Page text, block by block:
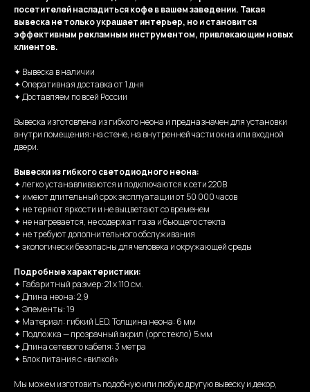
посетителей насладиться кофе в вашем заведении. Такая
вывеска не только украшает интерьер, но и становится
эффективным рекламным инструментом, привлекающим новых
клиентов.
✦ Вывеска в наличии
✦ Оперативная доставка от 1 дня
✦ Доставляем по всей России
Вывеска изготовлена из гибкого неона и предназначен для установки
внутри помещения: на стене, на внутренней части окна или входной
двери.
Вывески из гибкого светодиодного неона:
✦ легко устанавливаются и подключаются к сети 220В
✦ имеют длительный срок эксплуатации от 50 000 часов
✦ не теряют яркости и не выцветают со временем
✦ не нагревается, не содержат газа и бьющего стекла
✦ не требуют дополнительного обслуживания
✦ экологически безопасны для человека и окружающей среды
Подробные характеристики:
✦ Габаритный размер: 21 х 110 см.
✦ Длина неона: 2,9
✦ Элементы: 19
✦ Материал: гибкий LED. Толщина неона: 6 мм
✦ Подложка — прозрачный акрил (оргстекло) 5 мм
✦ Длина сетевого кабеля: 3 метра
✦ Блок питания с «вилкой»
Мы можем изготовить подобную или любую другую вывеску и декор,